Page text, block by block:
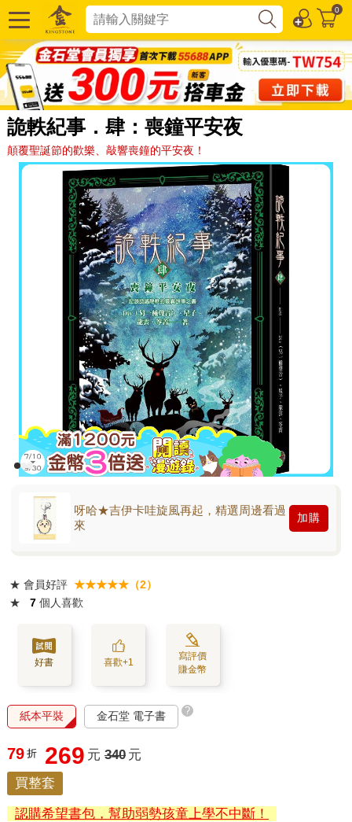
0
詭軼紀事．肆：喪鐘平安夜
顛覆聖誕節的歡樂、敲響喪鐘的平安夜！
呀哈★吉伊卡哇旋風再起，精選周邊看過
來
加購
★ 會員好評 ★★★★★（2）
★
7 個人喜歡
好書 喜歡+1
寫評價
賺金幣
紙本平裝 金石堂 電子書 ?
79 折 269 元 340 元
買整套
認購希望書包，幫助弱勢孩童上學不中斷！